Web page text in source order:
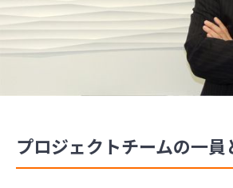
プロジェクトチームの一員